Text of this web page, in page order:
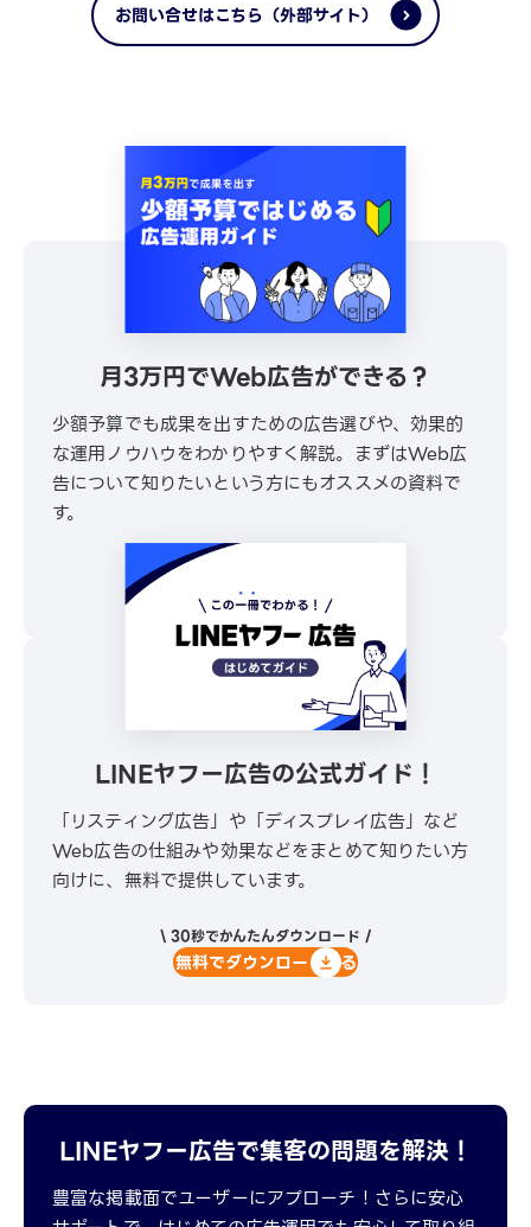
お問い合せはこちら（外部サイト）
月3万円でWeb広告ができる？
少額予算でも成果を出すための広告選びや、効果的
な運用ノウハウをわかりやすく解説。まずはWeb広
告について知りたいという方にもオススメの資料で
す。
\ 30秒でかんたんダウンロード /
無料でダウンロードする
LINEヤフー広告の公式ガイド！
「リスティング広告」や「ディスプレイ広告」など
Web広告の仕組みや効果などをまとめて知りたい方
向けに、無料で提供しています。
\ 30秒でかんたんダウンロード /
無料でダウンロードする
LINEヤフー広告で集客の問題を解決！
豊富な掲載面でユーザーにアプローチ！さらに安心